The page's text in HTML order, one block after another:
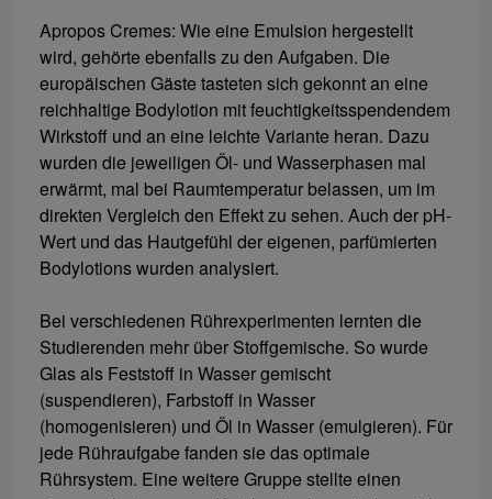
Apropos Cremes: Wie eine Emulsion hergestellt
wird, gehörte ebenfalls zu den Aufgaben. Die
europäischen Gäste tasteten sich gekonnt an eine
reichhaltige Bodylotion mit feuchtigkeitsspendendem
Wirkstoff und an eine leichte Variante heran. Dazu
wurden die jeweiligen Öl- und Wasserphasen mal
erwärmt, mal bei Raumtemperatur belassen, um im
direkten Vergleich den Effekt zu sehen. Auch der pH-
Wert und das Hautgefühl der eigenen, parfümierten
Bodylotions wurden analysiert.
Bei verschiedenen Rührexperimenten lernten die
Studierenden mehr über Stoffgemische. So wurde
Glas als Feststoff in Wasser gemischt
(suspendieren), Farbstoff in Wasser
(homogenisieren) und Öl in Wasser (emulgieren). Für
jede Rühraufgabe fanden sie das optimale
Rührsystem. Eine weitere Gruppe stellte einen